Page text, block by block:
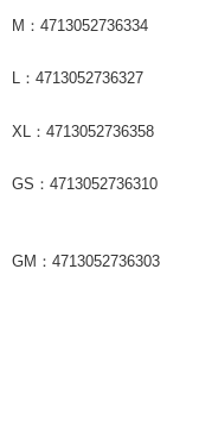
M：4713052736334
L：4713052736327
XL：4713052736358
GS：4713052736310
GM：4713052736303